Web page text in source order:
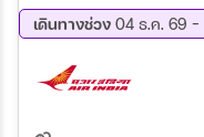
Oxford Street และ
วันเต็ม เลือกช้อปปิ้ง เดินเ
อัธยาศัย
เดินทางช่วง 04 ธ.ค. 69 -
19 ก.พ. 70 - 24 ก.พ. 70
09 เม.ย 70 - 14 เม.ย 70